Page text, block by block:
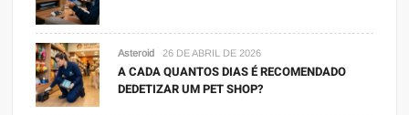
Asteroid 26 DE ABRIL DE 2026
A CADA QUANTOS DIAS É RECOMENDADO
DEDETIZAR UM PET SHOP?